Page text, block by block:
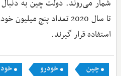
شمار می‌روند. دولت چین به
تا سال 2020 تعداد پنج
استفاده قرار گیرند.
چین خودرو